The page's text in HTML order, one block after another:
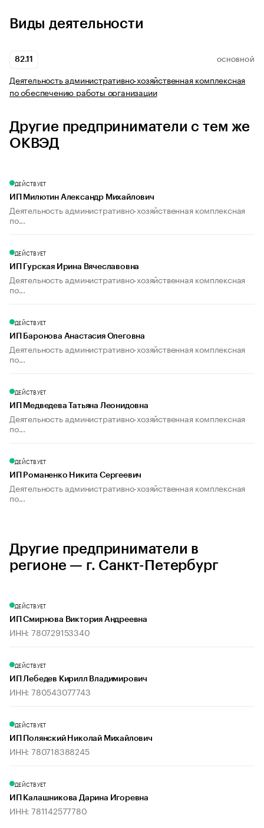
Виды деятельности
82.11 ОСНОВНОЙ
Деятельность административно-хозяйственная комплексная
по обеспечению работы организации
Другие предприниматели с тем же
ОКВЭД
ДЕЙСТВУЕТ
ИП Милютин Александр Михайлович
Деятельность административно-хозяйственная комплексная
по...
ДЕЙСТВУЕТ
ИП Гурская Ирина Вячеславовна
Деятельность административно-хозяйственная комплексная
по...
ДЕЙСТВУЕТ
ИП Баронова Анастасия Олеговна
Деятельность административно-хозяйственная комплексная
по...
ДЕЙСТВУЕТ
ИП Медведева Татьяна Леонидовна
Деятельность административно-хозяйственная комплексная
по...
ДЕЙСТВУЕТ
ИП Романенко Никита Сергеевич
Деятельность административно-хозяйственная комплексная
по...
Другие предприниматели в
регионе — г. Санкт-Петербург
ДЕЙСТВУЕТ
ИП Смирнова Виктория Андреевна
ИНН: 780729153340
ДЕЙСТВУЕТ
ИП Лебедев Кирилл Владимирович
ИНН: 780543077743
ДЕЙСТВУЕТ
ИП Полянский Николай Михайлович
ИНН: 780718388245
ДЕЙСТВУЕТ
ИП Калашникова Дарина Игоревна
ИНН: 781142577780